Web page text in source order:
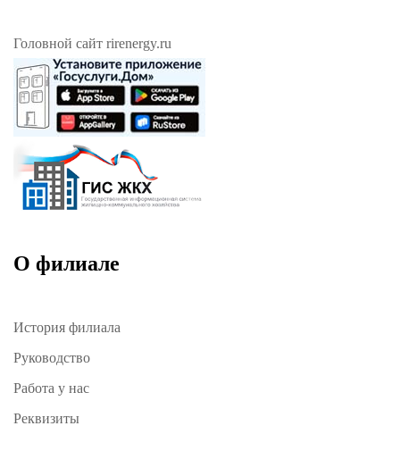
Головной сайт rirenergy.ru
О филиале
История филиала
Руководство
Работа у нас
Реквизиты